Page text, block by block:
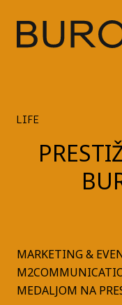
LIFE
MARKETING &
MEDALJOM NA